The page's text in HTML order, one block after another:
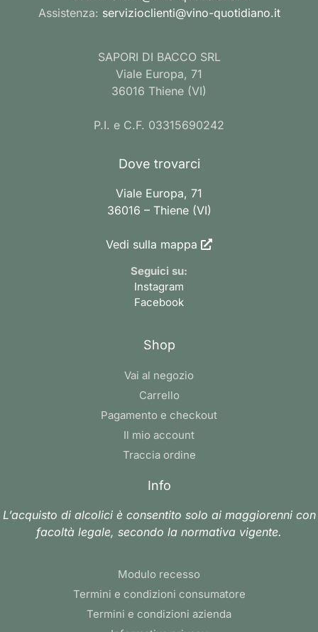
Assistenza: servizioclienti@vino-quotidiano.it
SAPORI DI BACCO SRL
Viale Europa, 71
36016 Thiene (VI)
P.I. e C.F. 03315690242
Dove trovarci
Viale Europa, 71
36016 – Thiene (VI)
Vedi sulla mappa
Seguici su:
Instagram
Facebook
Shop
Vai al negozio
Carrello
Pagamento e checkout
Il mio account
Traccia ordine
Info
L’acquisto di alcolici è consentito solo ai maggiorenni con
facoltà legale, secondo la normativa vigente.
Modulo recesso
Termini e condizioni consumatore
Termini e condizioni azienda